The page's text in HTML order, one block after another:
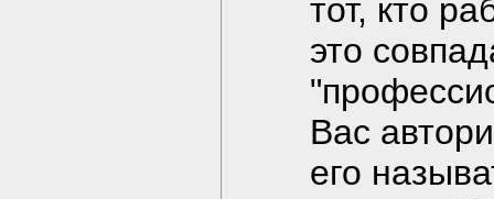
тот, кто
это
Вас
его